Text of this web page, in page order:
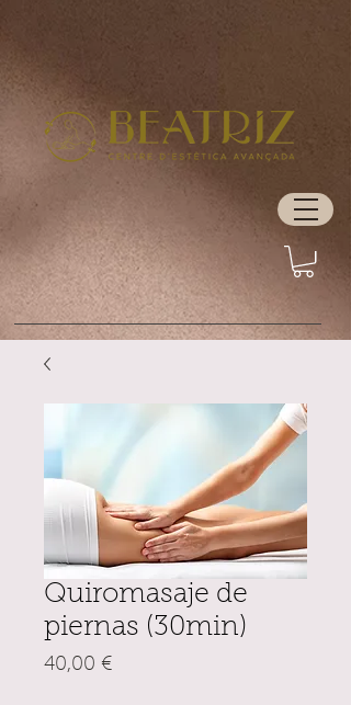
Quiromasaje de
piernas (30min)
40,00 €